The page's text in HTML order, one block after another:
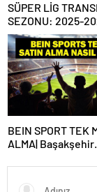
SÜPER LİG
SEZONU: 2025-
Lig Yaz Transfer
Zaman
Transfer Sezonu
Başlayacak? TFF
BEIN SPORT TEK
ALMA| Başakşehir
tek maç satın
yapılır?